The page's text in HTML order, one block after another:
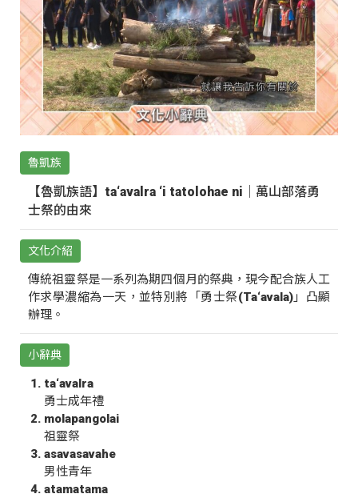
魯凱族
【魯凱族語】ta‘avalra ‘i tatolohae ni｜萬山部落勇
士祭的由來
文化介紹
傳統祖靈祭是一系列為期四個月的祭典，現今配合族人工
作求學濃縮為一天，並特別將「勇士祭(Ta‘avala)」凸顯
辦理。
小辭典
ta‘avalra
勇士成年禮
molapangolai
祖靈祭
asavasavahe
男性青年
atamatama